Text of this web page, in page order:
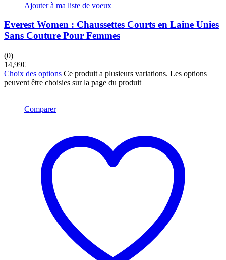
Ajouter à ma liste de voeux
Everest Women : Chaussettes Courts en Laine Unies
Sans Couture Pour Femmes
(0)
14,99€
Choix des options Ce produit a plusieurs variations. Les options
peuvent être choisies sur la page du produit
Comparer